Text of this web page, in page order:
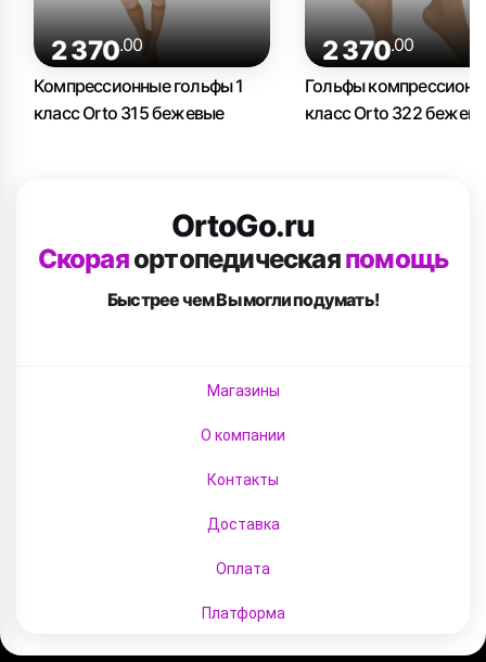
2 370.00
Компрессионные гольфы 1
класс Orto 315 бежевые
2 370.00
Гольфы
класс Orto 322
OrtoGo.ru
Скораяортопедическаяпомощь
Быстрее чем Вымогли подумать!
Магазины
О компании
Контакты
Доставка
Оплата
Платформа